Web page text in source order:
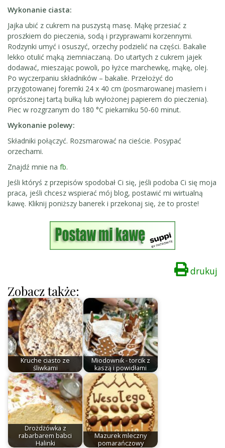
Wykonanie ciasta:
Jajka ubić z cukrem na puszystą masę. Mąkę przesiać z
proszkiem do pieczenia, sodą i przyprawami korzennymi.
Rodzynki umyć i osuszyć, orzechy podzielić na części. Bakalie
lekko otulić mąką ziemniaczaną. Do utartych z cukrem jajek
dodawać, mieszając powoli, po łyżce marchewkę, mąkę, olej.
Po wyczerpaniu składników – bakalie. Przełożyć do
przygotowanej foremki 24 x 40 cm (posmarowanej masłem i
oprószonej tartą bułką lub wyłożonej papierem do pieczenia).
Piec w rozgrzanym do 180 °C piekarniku 50-60 minut.
Wykonanie polewy:
Składniki połączyć. Rozsmarować na cieście. Posypać
orzechami.
Znajdź mnie na fb.
Jeśli któryś z przepisów spodobał Ci się, jeśli podoba Ci się moja
praca, jeśli chcesz wspierać mój blog, postawić mi wirtualną
kawę. Kliknij poniższy banerek i przekonaj się, że to proste!
drukuj
Zobacz także:
Kruche ciasto ze
śliwkami
Miodownik - torcik z
kaszą i powidłami
Drożdżówka z
rabarbarem babci
Halinki
Mazurek mleczny
pomarańczowy